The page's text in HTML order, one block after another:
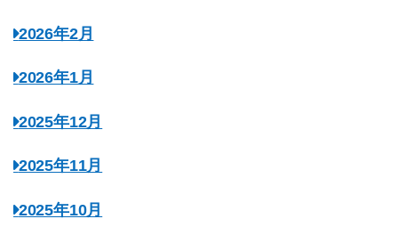
2026年2月
2026年1月
2025年12月
2025年11月
2025年10月